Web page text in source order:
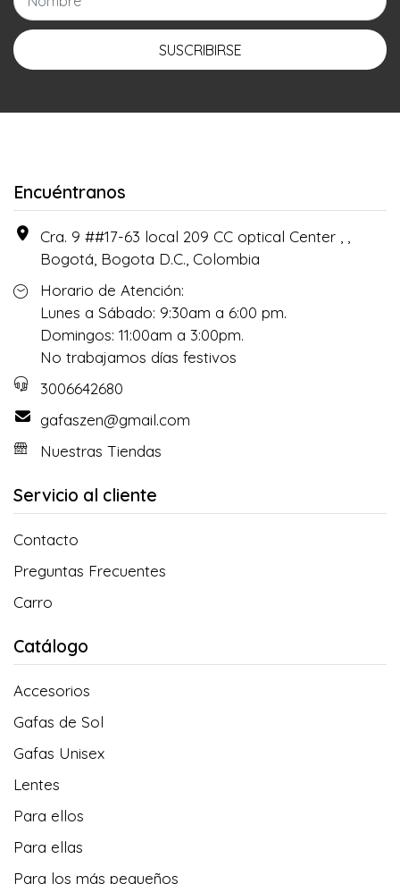
SUSCRIBIRSE
Encuéntranos
Cra. 9 ##17-63 local 209 CC optical Center , ,
Bogotá, Bogota D.C., Colombia
Horario de Atención:
Lunes a Sábado: 9:30am a 6:00 pm.
Domingos: 11:00am a 3:00pm.
No trabajamos días festivos
3006642680
gafaszen@gmail.com
Nuestras Tiendas
Servicio al cliente
Contacto
Preguntas Frecuentes
Carro
Catálogo
Accesorios
Gafas de Sol
Gafas Unisex
Lentes
Para ellos
Para ellas
Para los más pequeños